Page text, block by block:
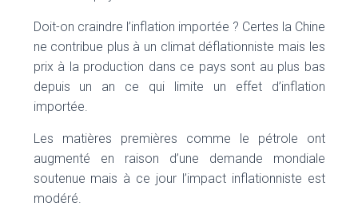
Doit-on craindre l’inflation importée ? Certes la Chine
ne contribue plus à un climat déflationniste mais les
prix à la production dans ce pays sont au plus bas
depuis un an ce qui limite un effet d’inflation
importée.
Les matières premières comme le pétrole ont
augmenté en raison d’une demande mondiale
soutenue mais à ce jour l’impact inflationniste est
modéré.